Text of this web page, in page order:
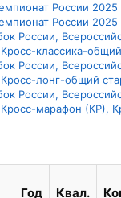
России 2025
России 2025
России,
Кросс-классика-
России,
Кросс-лонг-общий
России,
Кросс-марафон (КР),
Год Квал.